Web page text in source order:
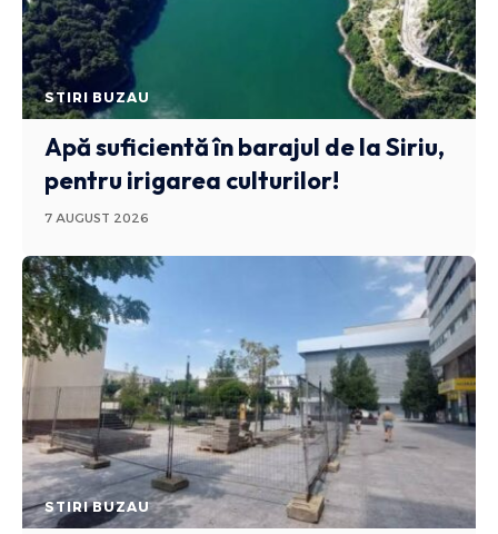
STIRI BUZAU
Apă suficientă în barajul de la Siriu,
pentru irigarea culturilor!
7 AUGUST 2026
STIRI BUZAU